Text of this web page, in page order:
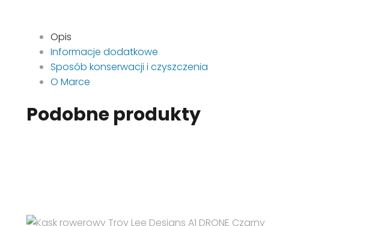
Opis
Informacje dodatkowe
Sposób konserwacji i czyszczenia
O Marce
Podobne produkty